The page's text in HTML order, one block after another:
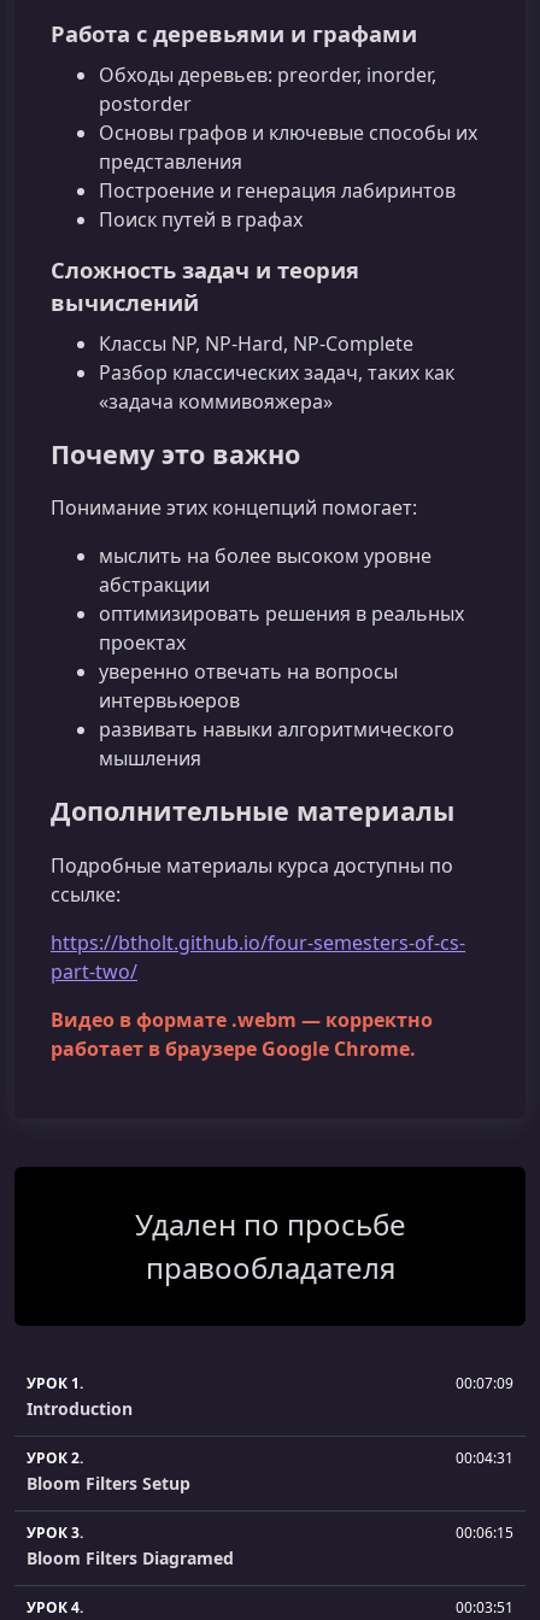
Работа с деревьями и графами
Обходы деревьев: preorder, inorder,
postorder
Основы графов и ключевые способы их
представления
Построение и генерация лабиринтов
Поиск путей в графах
Сложность задач и теория
вычислений
Классы NP, NP‑Hard, NP‑Complete
Разбор классических задач, таких как
«задача коммивояжера»
Почему это важно
Понимание этих концепций помогает:
мыслить на более высоком уровне
абстракции
оптимизировать решения в реальных
проектах
уверенно отвечать на вопросы
интервьюеров
развивать навыки алгоритмического
мышления
Дополнительные материалы
Подробные материалы курса доступны по
ссылке:
https://btholt.github.io/four-semesters-of-cs-
part-two/
Видео в формате .webm — корректно
работает в браузере Google Chrome.
Удален по просьбе
правообладателя
УРОК 1. 00:07:09
Introduction
УРОК 2. 00:04:31
Bloom Filters Setup
УРОК 3. 00:06:15
Bloom Filters Diagramed
УРОК 4. 00:03:51